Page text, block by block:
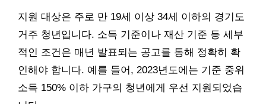
지원 대상은 주로 만 19세 이상 34세 이하의 경기도
거주 청년입니다. 소득 기준이나 재산 기준 등 세부
적인 조건은 매년 발표되는 공고를 통해 정확히 확
인해야 합니다. 예를 들어, 2023년도에는 기준 중위
소득 150% 이하 가구의 청년에게 우선 지원되었습